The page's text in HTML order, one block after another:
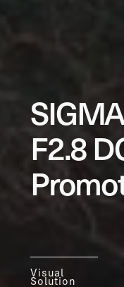
F2.8
Visual
Solution